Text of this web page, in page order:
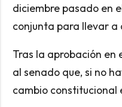
diciembre pasado en
conjunta para llevar a
Tras la aprobación en
al senado que, si no
cambio constitucional